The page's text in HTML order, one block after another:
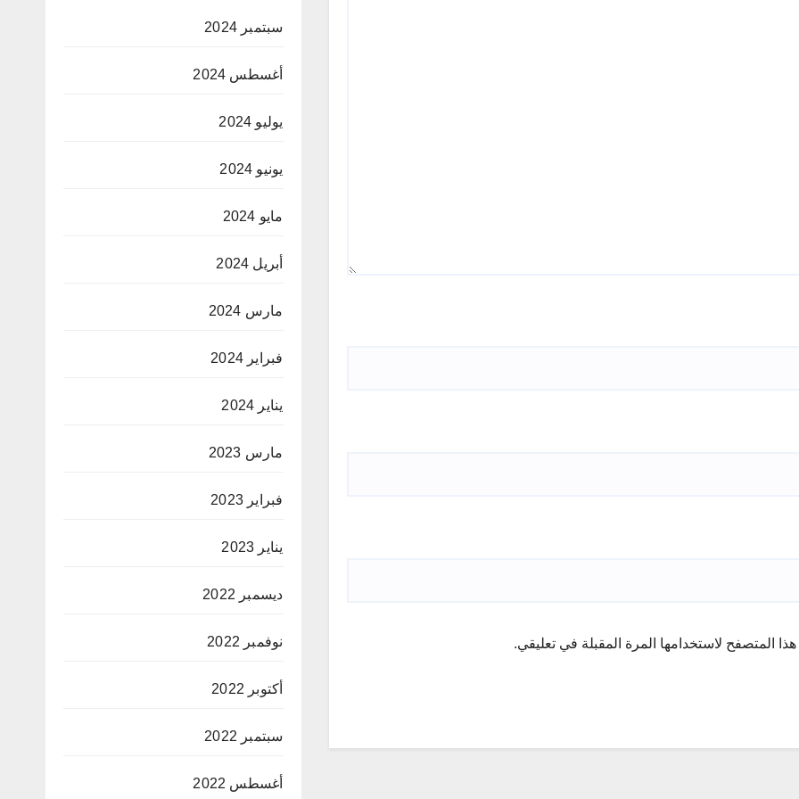
المتصفح لاستخدامها المرة المقبلة في تعليقي.
سبتمبر 2024
أغسطس 2024
يوليو 2024
يونيو 2024
مايو 2024
أبريل 2024
مارس 2024
فبراير 2024
يناير 2024
مارس 2023
فبراير 2023
يناير 2023
ديسمبر 2022
نوفمبر 2022
أكتوبر 2022
سبتمبر 2022
أغسطس 2022